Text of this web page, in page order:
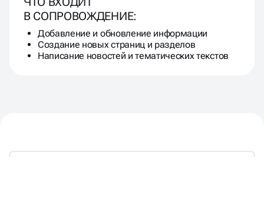
В СОПРОВОЖДЕНИЕ:
Добавление и обновление информации
Создание новых страниц и разделов
Написание новостей и тематических текстов